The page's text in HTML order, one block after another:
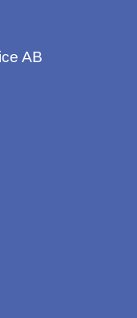
AB